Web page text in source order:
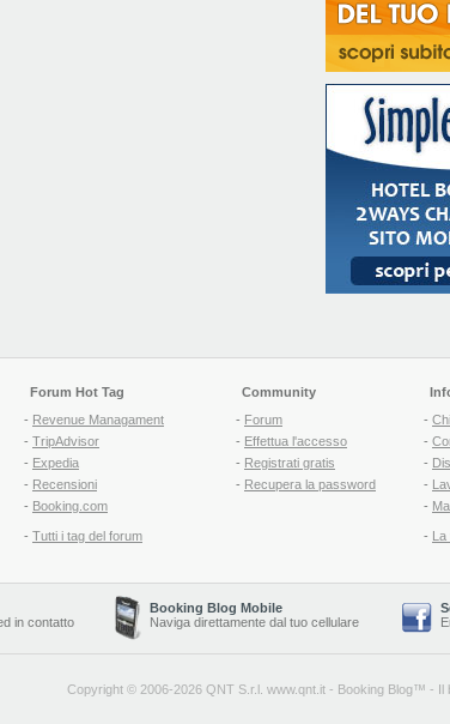
Forum Hot Tag
- Revenue Managament
- TripAdvisor
- Expedia
- Recensioni
- Booking.com
- Tutti i tag del forum
Community
- Forum
- Effettua l'accesso
- Registrati gratis
- Recupera la password
-
-
-
-
-
-
in contatto
Booking Blog Mobile
Naviga direttamente dal tuo cellulare
Copyright © 2006-2026 QNT S.r.l. www.qnt.it - Booking Blog™ -